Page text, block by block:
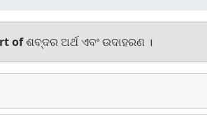
ofଶବ୍ଦର ଅର୍ଥ ଏବଂ ଉଦାହରଣ ।